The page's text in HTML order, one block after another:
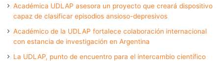
Académica UDLAP asesora un proyecto que creará dispositivo
capaz de clasificar episodios ansioso-depresivos
Académico de la UDLAP fortalece colaboración internacional
con estancia de investigación en Argentina
La UDLAP, punto de encuentro para el intercambio científico